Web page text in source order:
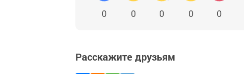
0 0 0 0 0
Расскажите друзьям